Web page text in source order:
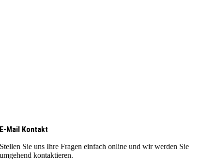
E-Mail Kontakt
Stellen Sie uns Ihre Fragen einfach online und wir werden Sie
umgehend kontaktieren.